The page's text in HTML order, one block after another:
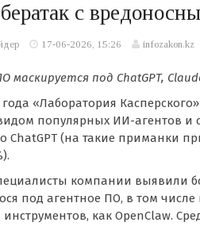
с
17-06-2026, 15:26 infozakon.kz
маскируется под ChatGPT,
«Лаборатория
популярных ИИ-агентов и
ChatGPT (на такие приманки
компании выявили
под агентное ПО, в том
инструментов, как OpenClaw.